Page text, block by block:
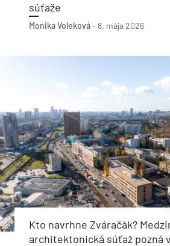
súťaže
Monika Voleková- 8. mája 2026
Kto navrhne Zváračák?
architektonická súťaž pozná